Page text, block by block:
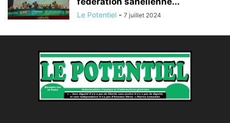
Le Potentiel - 7 juillet 2024